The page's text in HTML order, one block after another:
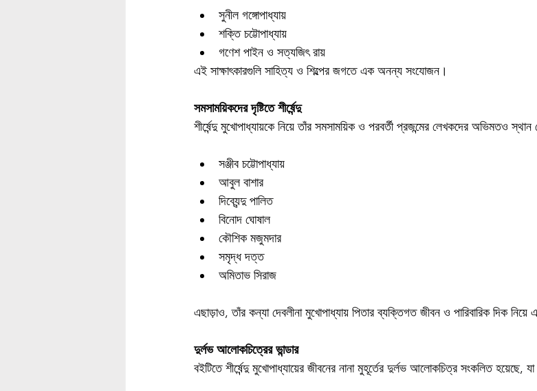
সুনীল গঙ্গোপাধ্যায়
শক্তি চট্টোপাধ্যায়
গণেশ পাইন ও সত্যজিৎ রায়
এই সাক্ষাৎকারগুলি সাহিত্য ও শিল্পের জগতে এক অনন্য সংযোজন।
সমসাময়িকদের দৃষ্টিতে শীর্ষেন্দু
শীর্ষেন্দু মুখোপাধ্যায়কে নিয়ে তাঁর সমসাময়িক ও পরবর্তী প্রজন্মের লেখকদের অভিমতও
সঞ্জীব চট্টোপাধ্যায়
আবুল বাশার
দিব্যেন্দু পালিত
বিনোদ ঘোষাল
কৌশিক মজুমদার
সমৃদ্ধ দত্ত
অমিতাভ সিরাজ
এছাড়াও, তাঁর কন্যা দেবলীনা মুখোপাধ্যায় পিতার ব্যক্তিগত জীবন ও পারিবারিক দিক
দুর্লভ আলোকচিত্রের ভান্ডার
বইটিতে শীর্ষেন্দু মুখোপাধ্যায়ের জীবনের নানা মুহূর্তের দুর্লভ আলোকচিত্র সংকলিত